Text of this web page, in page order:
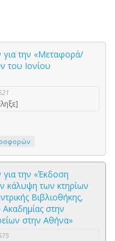
την «Μεταφορά/
του Ιονίου
την «Έκδοση
κάλυψη των κτηρίων
Βιβλιοθήκης,
Ακαδημίας στην
στην Αθήνα»